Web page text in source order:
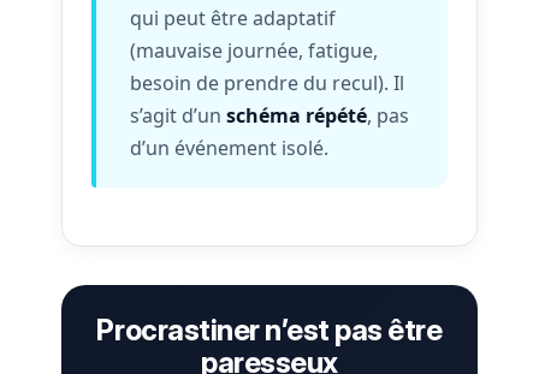
qui peut être adaptatif
(mauvaise journée, fatigue,
besoin de prendre du recul). Il
s’agit d’un schéma répété, pas
d’un événement isolé.
Procrastiner n’est pas être
paresseux